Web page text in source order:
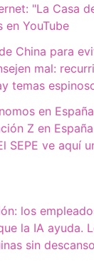
"La Casa
en YouTube
China para
mal:
temas
en
Z en
SEPE ve aquí
los
la IA ayuda.
sin descanso